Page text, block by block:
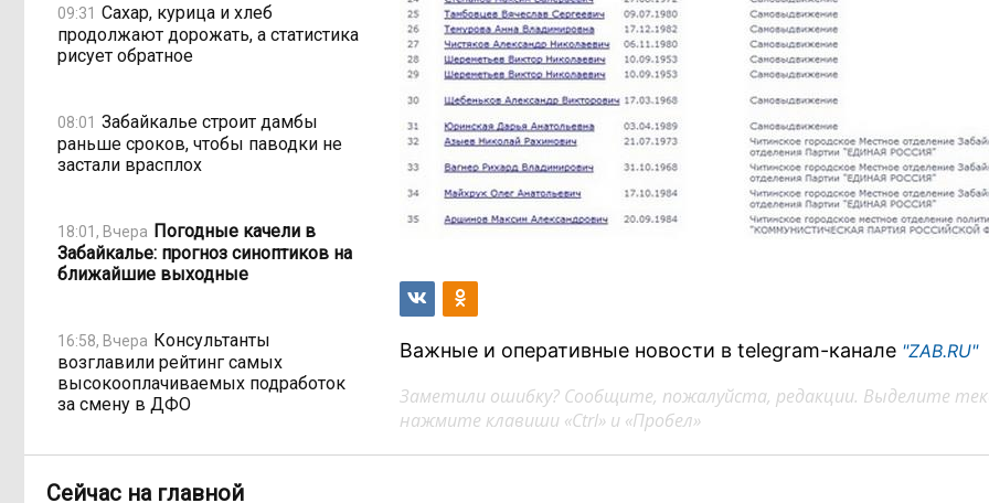
09:31 Сахар, курица и хлеб
продолжают дорожать, а статистика
рисует обратное
08:01 Забайкалье строит дамбы
раньше сроков, чтобы паводки не
застали врасплох
18:01, Вчера Погодные качели в
Забайкалье: прогноз синоптиков на
ближайшие выходные
16:58, Вчера Консультанты
возглавили рейтинг самых
высокооплачиваемых подработок
за смену в ДФО
жители подтопленного Угдана
Важные и оперативные новости в telegram-канале "ZAB.RU"
Заметили ошибку? Сообщите, пожалуйста, редакции. Выделите
нажмите клавиши «Ctrl» и «Пробел»
Сейчас на главной